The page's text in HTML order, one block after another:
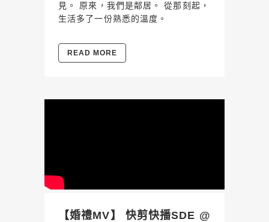
見。 原來，我們是鄰居。 從那刻起，
生活多了一份熟悉的溫度。
READ MORE
【婚禮MV】 快剪快播SDE @